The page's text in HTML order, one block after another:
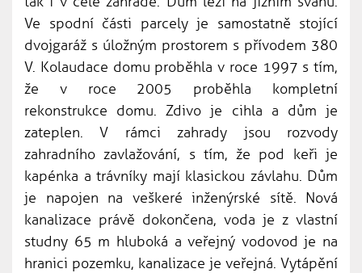
Ve spodní části parcely je samostatně stojící
dvojgaráž s úložným prostorem s přívodem 380
V. Kolaudace domu proběhla v roce 1997 s tím,
že v roce 2005 proběhla kompletní
rekonstrukce domu. Zdivo je cihla a dům je
zateplen. V rámci zahrady jsou rozvody
zahradního zavlažování, s tím, že pod keři je
kapénka a trávníky mají klasickou závlahu. Dům
je napojen na veškeré inženýrské sítě. Nová
kanalizace právě dokončena, voda je z vlastní
studny 65 m hluboká a veřejný vodovod je na
hranici pozemku, kanalizace je veřejná. Vytápění